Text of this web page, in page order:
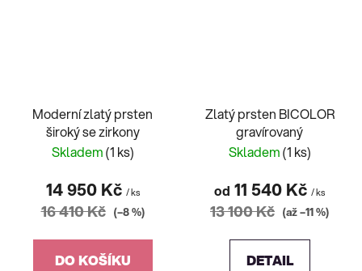
Moderní zlatý prsten
široký se zirkony
Skladem(1 ks)
14 950 Kč / ks
16 410 Kč (–8 %)
DO KOŠÍKU
Zlatý prsten BICOLOR
gravírovaný
Skladem(1 ks)
od 11 540 Kč / ks
13 100 Kč (až –11 %)
DETAIL